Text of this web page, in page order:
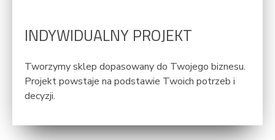
INDYWIDUALNY PROJEKT
Tworzymy sklep dopasowany do Twojego biznesu.
Projekt powstaje na podstawie Twoich potrzeb i
decyzji.